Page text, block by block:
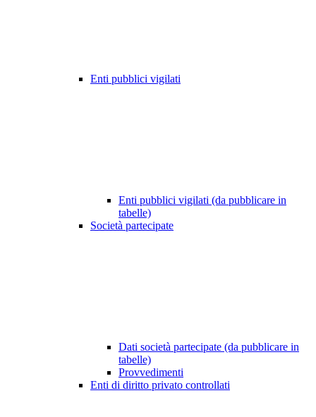
Enti pubblici vigilati
Enti pubblici vigilati (da pubblicare in
tabelle)
Società partecipate
Dati società partecipate (da pubblicare in
tabelle)
Provvedimenti
Enti di diritto privato controllati